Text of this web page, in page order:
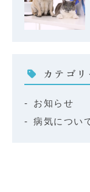
カテゴリ
お知らせ
病気につい